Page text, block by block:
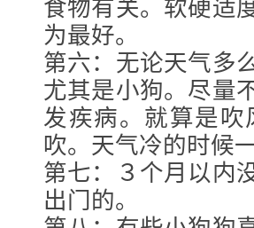
食物有关。软硬适
为最好。
第六：无论天气多
尤其是小狗。尽量
发疾病。就算是
吹。天气冷的时候
第七：３个月以内
出门的。